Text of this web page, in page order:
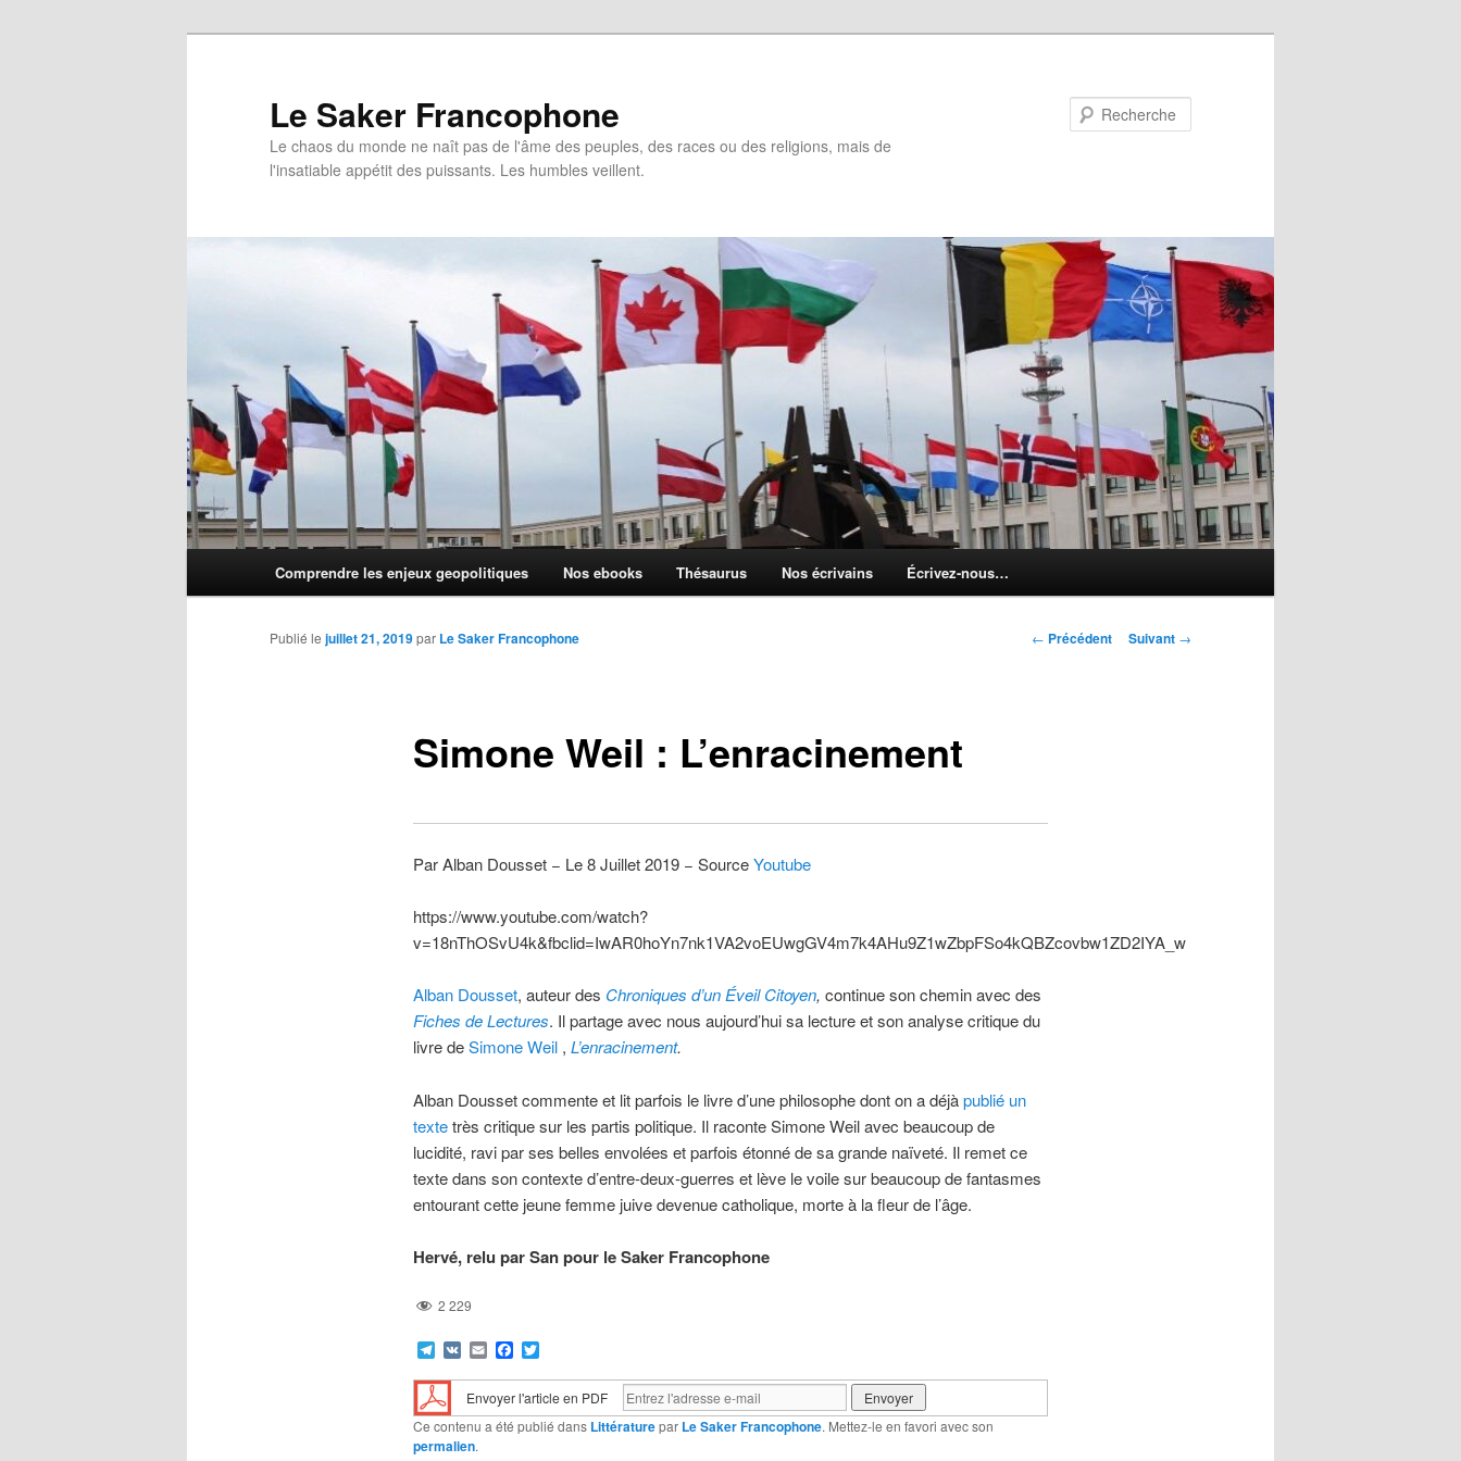
Le Saker Francophone
Le chaos du monde ne naît pas de l'âme des peuples, des races ou des religions, mais de
l'insatiable appétit des puissants. Les humbles veillent.
Comprendre les enjeux geopolitiques Nos ebooks Thésaurus Nos écrivains Écrivez-nous…
Navigation
← Précédent Suivant →
Simone Weil : L’enracinement
Publié le juillet 21, 2019par Le Saker Francophone
Par Alban Dousset − Le 8 Juillet 2019 − SourceYoutube
https://www.youtube.com/watch?
v=18nThOSvU4k&fbclid=IwAR0hoYn7nk1VA2voEUwgGV4m7k4AHu9Z1wZbpFSo4kQBZcovbw1ZD2IYA_w
Alban Dousset, auteur des Chroniques d’un Éveil Citoyen, continue son chemin avec des
Fiches de Lectures. Il partage avec nous aujourd’hui sa lecture et son analyse critique du
livre deSimone Weil, L’enracinement.
Alban Dousset commente et lit parfois le livre d’une philosophe dont on a déjàpublié un
textetrès critique sur les partis politique. Il raconte Simone Weil avec beaucoup de
lucidité, ravi par ses belles envolées et parfois étonné de sa grande naïveté. Il remet ce
texte dans son contexte d’entre-deux-guerres et lève le voile sur beaucoup de fantasmes
entourant cette jeune femme juive devenue catholique, morte à la fleur de l’âge.
Hervé, relu par San pour le Saker Francophone
2 229
Telegram
VKEmailFacebook
Twitter
Envoyer l'article en PDF
Ce contenu a été publié dans Littératurepar Le Saker Francophone. Mettez-le en favori avec son
permalien.